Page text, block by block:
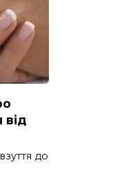
від
до